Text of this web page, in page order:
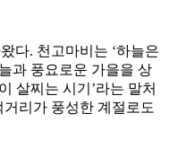
다. 천고마비는 ‘하늘은
과 풍요로운 가을을 상
살찌는 시기’라는 말처
리가 풍성한 계절로도